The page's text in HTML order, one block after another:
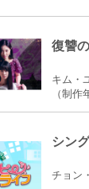
復讐
キム・
（制作
シン
チョン